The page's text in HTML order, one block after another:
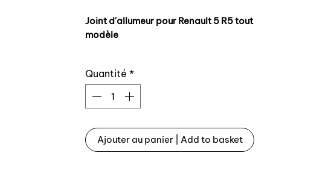
Joint d'allumeur pour Renault 5 R5 tout
modèle
Produit conforme à l'origine,
fabrication AUXAL
Quantité *
Ajouter au panier | Add to basket